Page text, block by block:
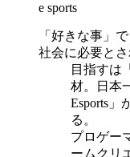
e sports
「好きな事」で
社会に必要と
目指すは
材。日本
Esports」
る。
プロゲー
ームクリ